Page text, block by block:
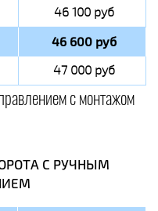
46 100 руб
46 600 руб
47 000 руб
с монтажом
С РУЧНЫМ